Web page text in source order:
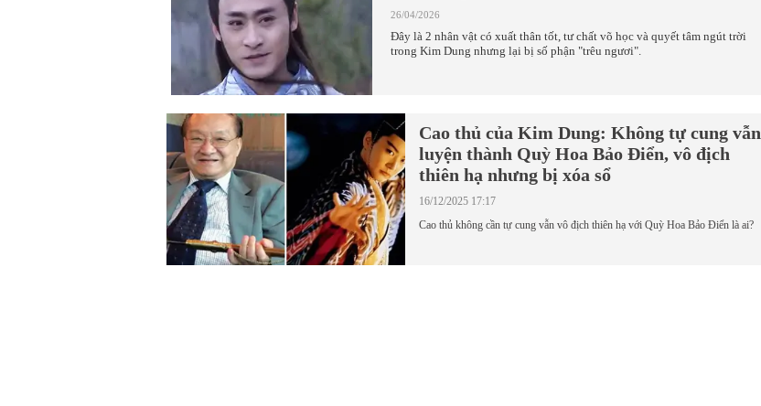
26/04/2026
Đây là 2 nhân vật có xuất thân tốt, tư chất võ học và quyết tâm ngút trời
trong Kim Dung nhưng lại bị số phận "trêu ngươi".
Cao thủ của Kim Dung: Không tự cung vẫn
luyện thành Quỳ Hoa Bảo Điển, vô địch
thiên hạ nhưng bị xóa sổ
16/12/2025 17:17
Cao thủ không cần tự cung vẫn vô địch thiên hạ với Quỳ Hoa Bảo Điển là ai?